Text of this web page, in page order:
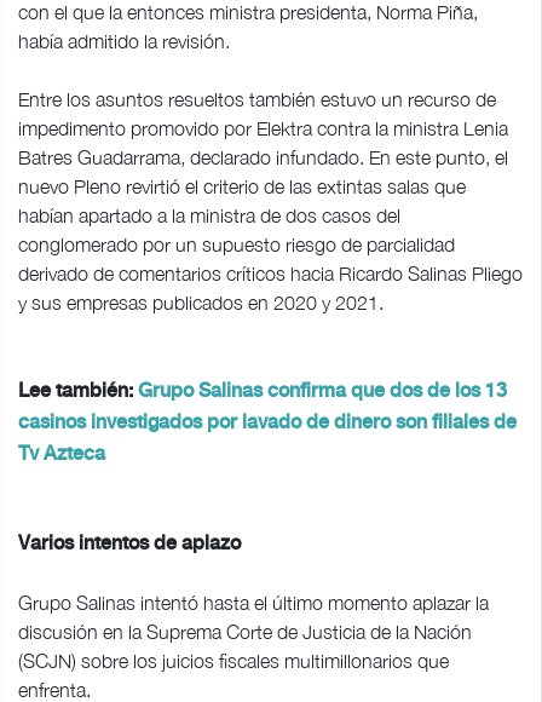
con el que la entonces ministra presidenta, Norma Piña,
había admitido la revisión.
Entre los asuntos resueltos también estuvo un recurso de
impedimento promovido por Elektra contra la ministra Lenia
Batres Guadarrama, declarado infundado. En este punto, el
nuevo Pleno revirtió el criterio de las extintas salas que
habían apartado a la ministra de dos casos del
conglomerado por un supuesto riesgo de parcialidad
derivado de comentarios críticos hacia Ricardo Salinas Pliego
y sus empresas publicados en 2020 y 2021.
Lee también: Grupo Salinas confirma que dos de los 13
casinos investigados por lavado de dinero son filiales de
Tv Azteca
Varios intentos de aplazo
Grupo Salinas intentó hasta el último momento aplazar la
discusión en la Suprema Corte de Justicia de la Nación
(SCJN) sobre los juicios fiscales multimillonarios que
enfrenta.